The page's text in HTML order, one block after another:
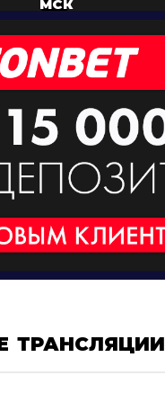
МСК
ТРАНСЛЯЦИИ